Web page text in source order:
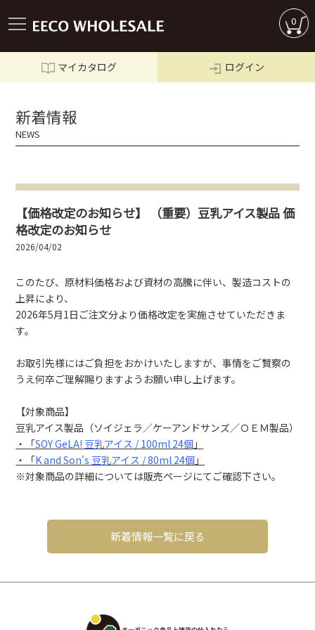
マイカタログ ログイン
0
新着情報
NEWS
【価格改定のお知らせ】 （重要）豆乳アイス製品 価
格改定のお知らせ
2026/04/02
このたび、原材料価格および資材の高騰に伴い、製造コストの
上昇により、
2026年5月1日ご注文分より価格改定を実施させていただきま
す。
お取引先様にはご負担をおかけいたしますが、事情をご賢察の
うえ何卒ご理解賜りますようお願い申し上げます。
【対象商品】
豆乳アイス製品（ソイジェラ／ケーアンドサンズ／ＯＥＭ製品）
・「SOY GeLA! 豆乳アイス / 100ml 24個 」
・「K and Son's 豆乳アイス / 80ml 24個 」
※対象商品の詳細については販売ページにてご確認下さい。
新着情報一覧に戻る
商品一覧
EECO WHOLESALEとは